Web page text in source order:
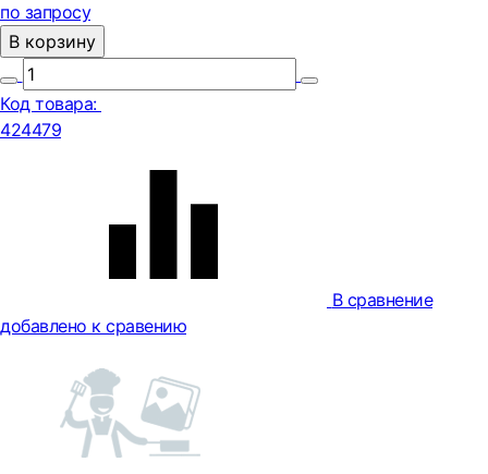
по запросу
В корзину
Код товара:
424479
В сравнение
добавлено к сравению